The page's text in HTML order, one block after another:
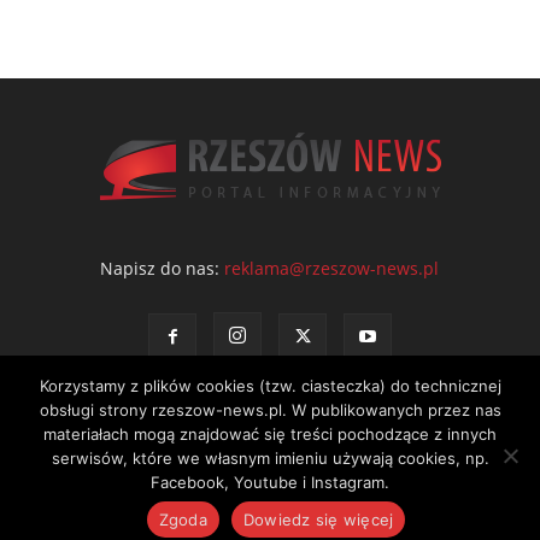
Napisz do nas: reklama@rzeszow-news.pl
Kontakt Polityka prywatności Regulamin portalu
© NEWS Sp. z o.o. - wydawca portalu Rzeszów News. Wszystkie prawa
zastrzeżone. Tel.: 601 97 55 30
Korzystamy z plików cookies (tzw. ciasteczka) do technicznej
obsługi strony rzeszow-news.pl. W publikowanych przez nas
materiałach mogą znajdować się treści pochodzące z innych
serwisów, które we własnym imieniu używają cookies, np.
Facebook, Youtube i Instagram.
Zgoda
Dowiedz się więcej